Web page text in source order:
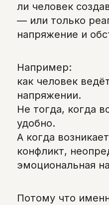
ли человек
— или только
напряжение и
Например:
как человек
напряжении.
Не тогда, когда
удобно.
А когда
конфликт,
эмоциональная
Потому что